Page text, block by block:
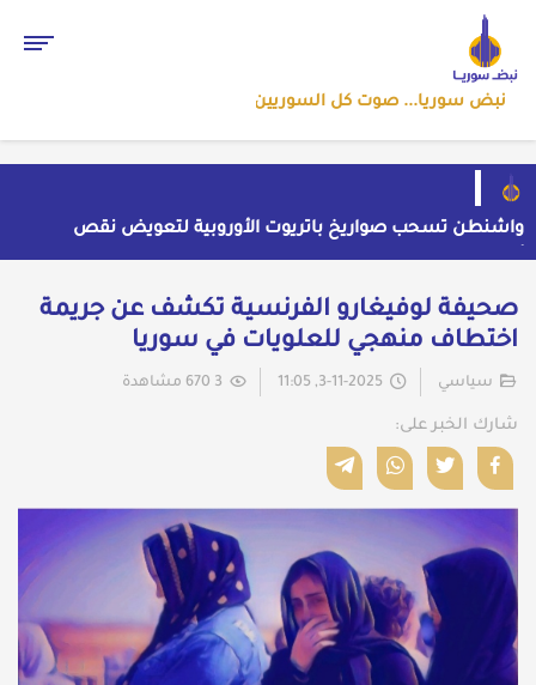
نبض سوريا... صوت كل السوريين
واشنطن تسحب صواريخ باتريوت الأوروبية لتعويض نقص
مخزونها المستنزف في مواجهة ايران
أول رد ايراني على اتفاق "مكة" الدفاعي المشترك
الرقامة بريف حمص الشرقي
مهرجان الشعر العربي بدمشق يتحول إلى منصة تشهير
بالنسويات السوريات والعربيات
قاسم يفتح باب اللقاء العلني مع القيادة السورية ويتهم
السلطة في بيروت بـ"خدمة إسرائيل"
​صحيفة لوفيغارو الفرنسية تكشف عن جريمة
اختطاف منهجي للعلويات في سوريا
سياسي
شارك الخبر على: